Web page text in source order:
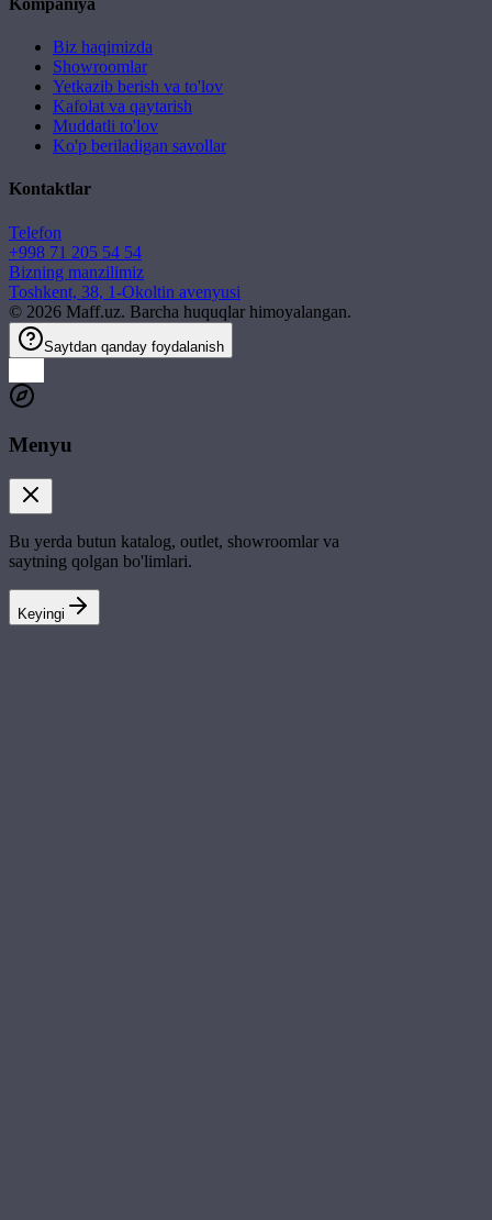
Biz haqimizda
Showroomlar
Yetkazib berish va to'lov
Kafolat va qaytarish
Muddatli to'lov
Ko'p beriladigan savollar
Kontaktlar
Telefon
+998 71 205 54 54
Bizning manzilimiz
Toshkent, 38, 1-Okoltin avenyusi
© 2026 Maff.uz. Barcha huquqlar himoyalangan.
Saytdan qanday foydalanish
Menyu
Bu yerda butun katalog, outlet, showroomlar va
saytning qolgan bo'limlari.
Keyingi